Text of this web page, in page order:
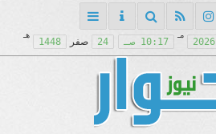
2026
مـ
10:17 صـ 24 صفر 1448
هـ